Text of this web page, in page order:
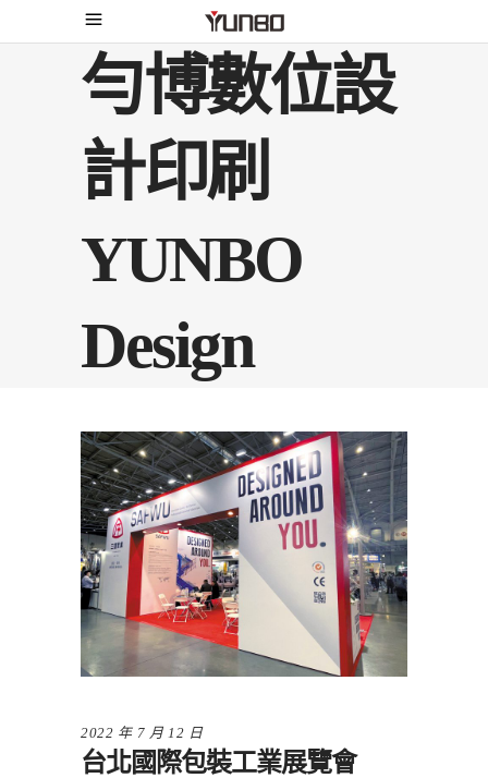
勻博數位設
計印刷
YUNBO
Design
2022 年 7 月 12 日
台北國際包裝工業展覽會